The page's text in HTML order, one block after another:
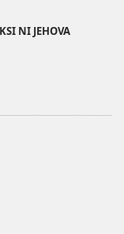
Nagsosolong
Nagsosolong
NI JEHOVA